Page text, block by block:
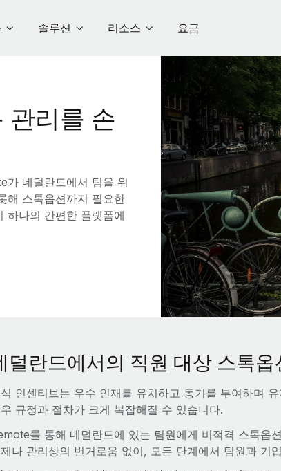
솔루션 리소스 요금
관리를 손
가 네덜란드에서 팀을 위
해 스톡옵션까지 필요한
하나의 간편한 플랫폼에
덜란드에서의 직원 대상 스톡옵
인센티브는 우수 인재를 유치하고 동기를 부여하며
규정과 절차가 크게 복잡해질 수 있습니다.
를 통해 네덜란드에 있는 팀원에게 비적격 스톡옵
나 관리상의 번거로움 없이, 모든 단계에서 팀원과 기